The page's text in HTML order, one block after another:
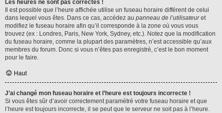
Les heures ne sont pas correctes !
Il est possible que l’heure affichée utilise un fuseau horaire différent de celui
dans lequel vous êtes. Dans ce cas, accédez au panneau de l’utilisateuret
modifiez le fuseau horaire afin qu’il corresponde à la zone où vous vous
trouvez (ex : Londres, Paris, New York, Sydney, etc.). Notez que la modification
du fuseau horaire, comme la plupart des paramètres, n’est accessible qu’aux
membres du forum. Donc si vous n’êtes pas enregistré, c’est le bon moment
pour le faire.
Haut
J’ai changé mon fuseau horaire et l’heure est toujours incorrecte !
Si vous êtes sûr d’avoir correctement paramétré votre fuseau horaire et que
l’heure est toujours incorrecte, il se peut que le serveur ne soit pas à l’heure.